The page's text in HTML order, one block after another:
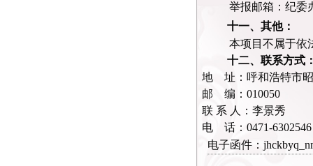
举报邮箱：纪委
十一、其他：
本项目不属于依
十二、联系方式
地
址： 呼和浩特市
邮
编： 010050
联 系 人： 李景秀
电
话： 0471-6302546
电子函件：